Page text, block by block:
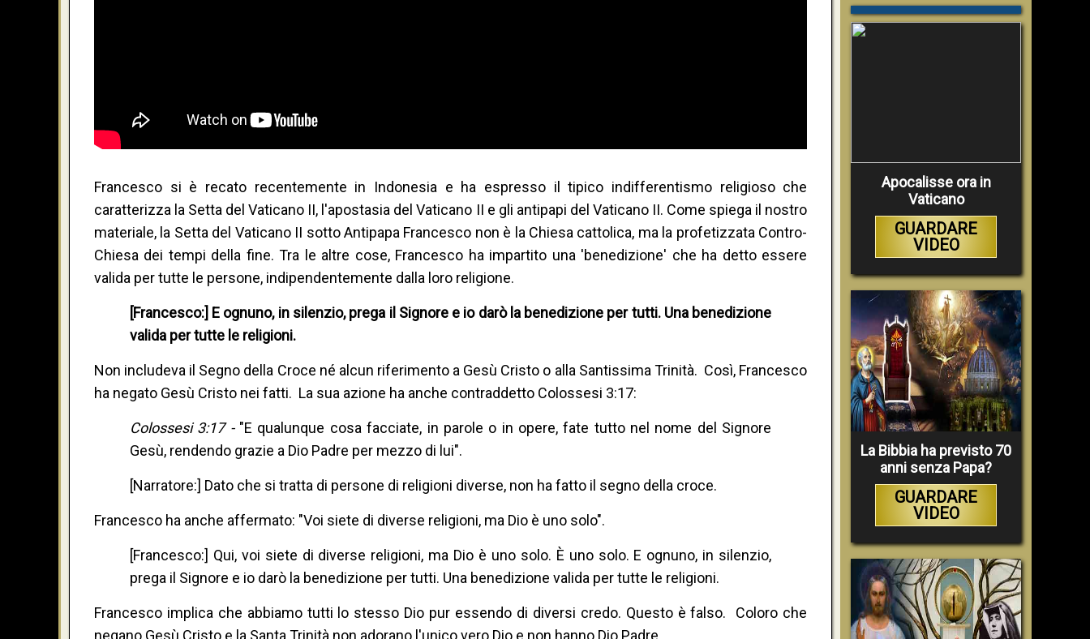
Francesco si è recato recentemente in Indonesia e ha espresso il tipico indifferentismo religioso che
caratterizza la Setta del Vaticano II, l'apostasia del Vaticano II e gli antipapi del Vaticano II. Come spiega il nostro
materiale, la Setta del Vaticano II sotto Antipapa Francesco non è la Chiesa cattolica, ma la profetizzata Contro-
Chiesa dei tempi della fine. Tra le altre cose, Francesco ha impartito una 'benedizione' che ha detto essere
valida per tutte le persone, indipendentemente dalla loro religione.
[Francesco:] E ognuno, in silenzio, prega il Signore e io darò la benedizione per tutti. Una benedizione
valida per tutte le religioni.
Non includeva il Segno della Croce né alcun riferimento a Gesù Cristo o alla Santissima Trinità. Così, Francesco
ha negato Gesù Cristo nei fatti. La sua azione ha anche contraddetto Colossesi 3:17:
Colossesi 3:17 - "E qualunque cosa facciate, in parole o in opere, fate tutto nel nome del Signore
Gesù, rendendo grazie a Dio Padre per mezzo di lui".
[Narratore:] Dato che si tratta di persone di religioni diverse, non ha fatto il segno della croce.
Francesco ha anche affermato: "Voi siete di diverse religioni, ma Dio è uno solo".
[Francesco:] Qui, voi siete di diverse religioni, ma Dio è uno solo. È uno solo. E ognuno, in silenzio,
prega il Signore e io darò la benedizione per tutti. Una benedizione valida per tutte le religioni.
Francesco implica che abbiamo tutti lo stesso Dio pur essendo di diversi credo. Questo è falso. Coloro che
negano Gesù Cristo e la Santa Trinità non adorano l'unico vero Dio e non hanno Dio Padre.
Apocalisse ora in
Vaticano
GUARDARE
VIDEO
La Bibbia ha previsto 70
anni senza Papa?
GUARDARE
VIDEO